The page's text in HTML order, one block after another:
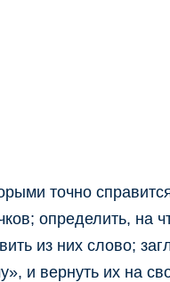
точно
определить, на
из них слово;
и вернуть их на